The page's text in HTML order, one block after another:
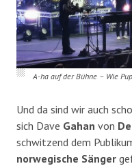
A-ha auf der Bühne – Wie
Und da sind wir auch
sich Dave Gahan von
schwitzend dem
norwegische Sänger